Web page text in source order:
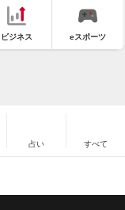
ビジネス eスポーツ
占い すべて